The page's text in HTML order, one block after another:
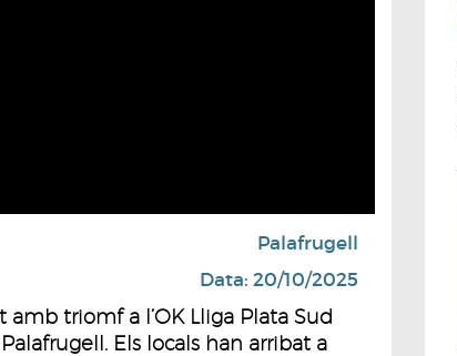
Palafrugell
Data: 20/10/2025
triomf a l’OK Lliga Plata Sud
Els locals han arribat a